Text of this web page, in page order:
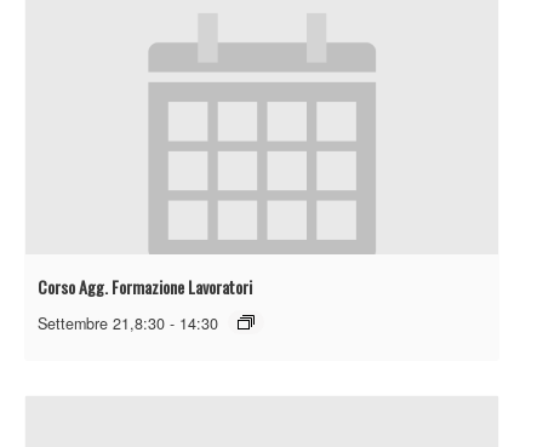
Corso Agg. Formazione Lavoratori
Settembre 21,8:30 - 14:30